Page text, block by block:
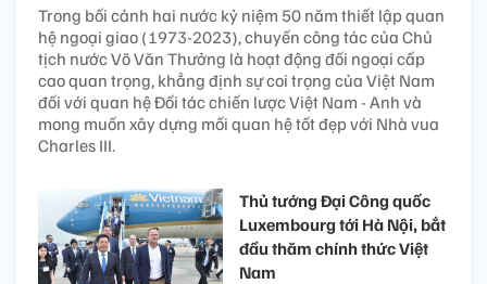
Trong bối cảnh hai nước kỷ niệm 50 năm thiết lập quan
hệ ngoại giao (1973-2023), chuyến công tác của Chủ
tịch nước Võ Văn Thưởng là hoạt động đối ngoại cấp
cao quan trọng, khẳng định sự coi trọng của Việt Nam
đối với quan hệ Đối tác chiến lược Việt Nam - Anh và
mong muốn xây dựng mối quan hệ tốt đẹp với Nhà vua
Charles III.
Thủ tướng Đại Công quốc
Luxembourg tới Hà Nội, bắt
đầu thăm chính thức Việt
Nam